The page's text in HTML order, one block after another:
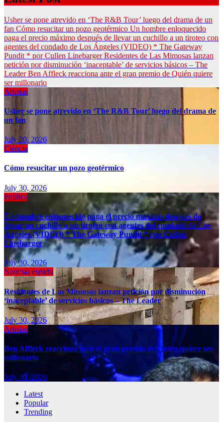
Usher se pone atrevido en ‘The R&B Tour’ luego del drama de un
fan Cómo resucitar un pozo geotérmico Un hombre enloquecido
paga el precio máximo después de llevar un cuchillo a un tiroteo con
agentes del condado de Los Ángeles (VIDEO) * The Gateway
Pundit * por Cullen Linebarger Residentes de Las Mimosas lanzan
petición por disminución ‘inaceptable’ de servicios básicos – The
Leader Ben Affleck reacciona ante el gran premio de Quién quiere
ser millonario
Artistas
Usher se pone atrevido en ‘The R&B Tour’ luego del drama de
un fan
July 30, 2026
Ciéncia
Cómo resucitar un pozo geotérmico
July 30, 2026
Política
Un hombre enloquecido paga el precio máximo después de
llevar un cuchillo a un tiroteo con agentes del condado de Los
Ángeles (VIDEO) * The Gateway Pundit * por Cullen
Linebarger
July 30, 2026
Noticias españa
Residentes de Las Mimosas lanzan petición por disminución
‘inaceptable’ de servicios básicos – The Leader
July 30, 2026
Artistas
Ben Affleck reacciona ante el gran premio de Quién quiere ser
millonario
July 30, 2026
Latest
Popular
Trending